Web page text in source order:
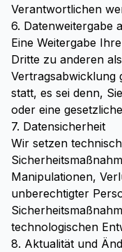
Verantwortlichen
6. Datenweitergabe
Eine Weitergabe
Dritte zu anderen
Vertragsabwicklung
statt, es sei denn,
oder eine
7. Datensicherheit
Wir setzen
Manipulationen,
unberechtigter
technologischen
8. Aktualität und